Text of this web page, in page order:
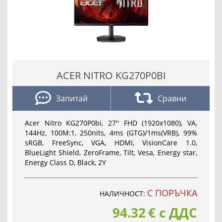
ACER NITRO KG270P0BI
Запитай Сравни
Acer Nitro KG270P0bi, 27'' FHD (1920x1080), VA,
144Hz, 100M:1, 250nits, 4ms (GTG)/1ms(VRB), 99%
sRGB, FreeSync, VGA, HDMI, VisionCare 1.0,
BlueLight Shield, ZeroFrame, Tilt, Vesa, Energy star,
Energy Class D, Black, 2Y
НАЛИЧНОСТ: С ПОРЪЧКА
94.32€ с ДДС